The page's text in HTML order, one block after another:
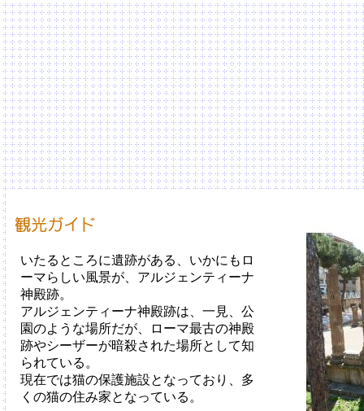
いたるところに遺跡がある、いかにもロ
ーマらしい風景が、アルジェンティーナ
神殿跡。
アルジェンティーナ神殿跡は、一見、公
園のような場所だが、ローマ最古の神殿
跡やシーザーが暗殺された場所として知
られている。
現在では猫の保護施設となっており、多
くの猫の住み家となっている。